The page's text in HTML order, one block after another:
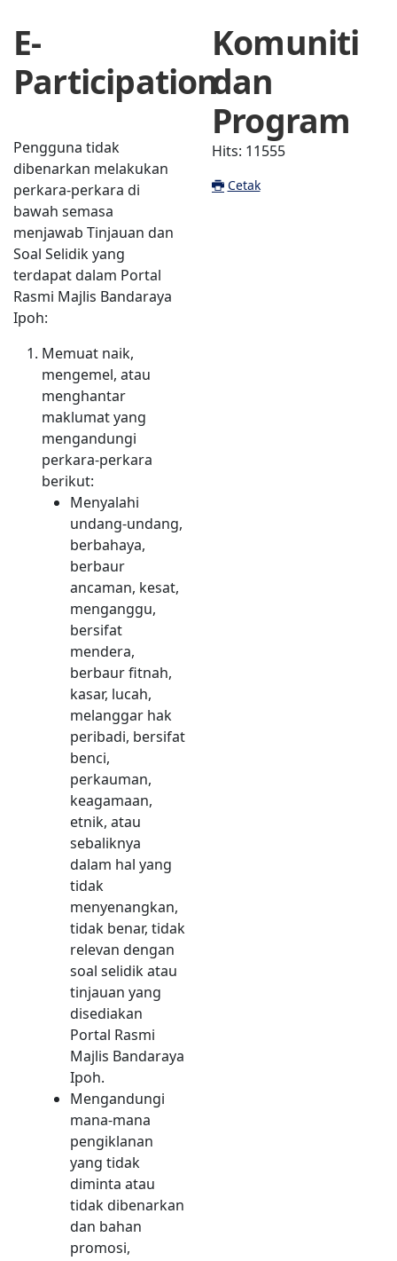
E-
Participation
Pengguna tidak
dibenarkan melakukan
perkara-perkara di
bawah semasa
menjawab Tinjauan dan
Soal Selidik yang
terdapat dalam Portal
Rasmi Majlis Bandaraya
Ipoh:
Memuat naik,
mengemel, atau
menghantar
maklumat yang
mengandungi
perkara-perkara
berikut:
Menyalahi
undang-undang,
berbahaya,
berbaur
ancaman, kesat,
menganggu,
bersifat
mendera,
berbaur fitnah,
kasar, lucah,
melanggar hak
peribadi, bersifat
benci,
perkauman,
keagamaan,
etnik, atau
sebaliknya
dalam hal yang
tidak
menyenangkan,
tidak benar, tidak
relevan dengan
soal selidik atau
tinjauan yang
disediakan
Portal Rasmi
Majlis Bandaraya
Ipoh.
Mengandungi
mana-mana
pengiklanan
yang tidak
diminta atau
tidak dibenarkan
dan bahan
promosi,
Komuniti
dan
Program
Hits: 11555
Cetak